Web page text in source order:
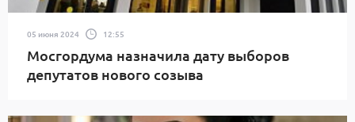
05 июня 2024 12:55
Мосгордума назначила дату выборов
депутатов нового созыва